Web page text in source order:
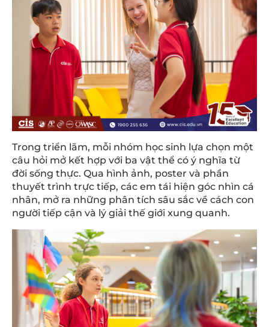
Trong triển lãm, mỗi nhóm học sinh lựa chọn một
câu hỏi mở kết hợp với ba vật thể có ý nghĩa từ
đời sống thực. Qua hình ảnh, poster và phần
thuyết trình trực tiếp, các em tái hiện góc nhìn cá
nhân, mở ra những phân tích sâu sắc về cách con
người tiếp cận và lý giải thế giới xung quanh.